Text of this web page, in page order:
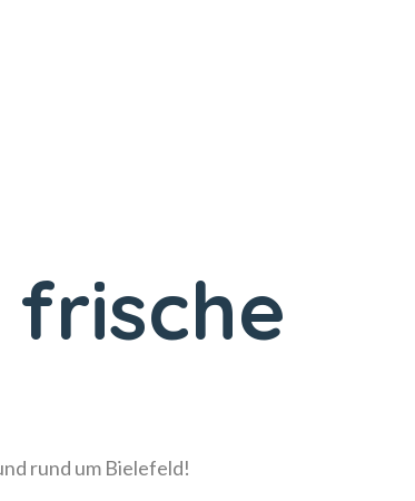
rund um Bielefeld!